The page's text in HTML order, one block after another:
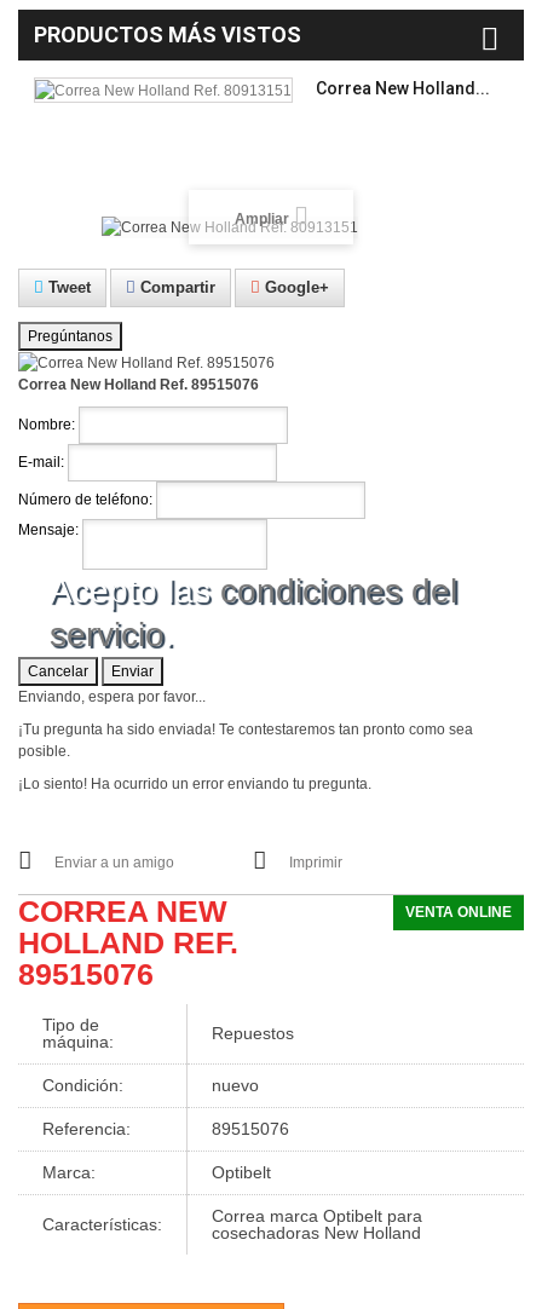
PRODUCTOS MÁS VISTOS
Correa New Holland...
Ampliar
Tweet Compartir Google+
Pregúntanos
Correa New Holland Ref. 89515076
Nombre:
E-mail:
Número de teléfono:
Mensaje:
Acepto las condiciones del
servicio.
Cancelar
Enviar
Enviando, espera por favor...
¡Tu pregunta ha sido enviada! Te contestaremos tan pronto como sea
posible.
¡Lo siento! Ha ocurrido un error enviando tu pregunta.
Enviar a un amigo Imprimir
VENTA ONLINE
CORREA NEW
HOLLAND REF.
89515076
Tipo de
máquina:
Repuestos
Condición: nuevo
Referencia: 89515076
Marca: Optibelt
Características:
Correa marca Optibelt para
cosechadoras New Holland